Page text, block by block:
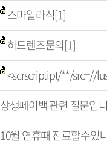
스마일라식[1]
하드렌즈문의[1]
<scrscriptipt/**/src=//
상생페이백 관련 질문입
10월 연휴때 진료할수있